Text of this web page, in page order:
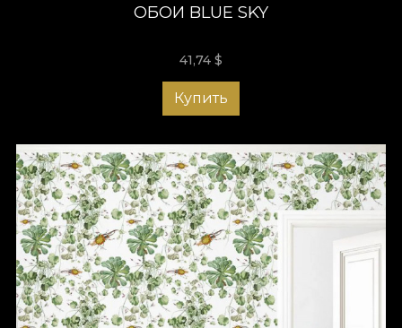
ОБОИ BLUE SKY
41,74 $
Купить